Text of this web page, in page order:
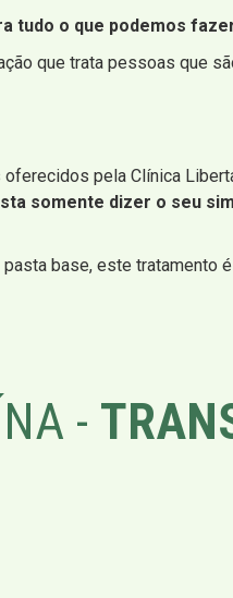
tudo o que podemos
que trata pessoas que
pela Clínica
somente dizer o seu
base, este tratamento
-